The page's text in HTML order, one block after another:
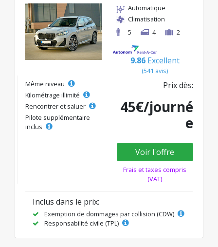
Automatique
Climatisation
5
4 2
9.86 Excellent
(541 avis)
Même niveau
Kilométrage illimité
Rencontrer et saluer
Pilote supplémentaire
inclus
Prix dès:
45€/journé
e
Voir l'offre
Frais et taxes compris
(VAT)
Inclus dans le prix:
Exemption de dommages par collision (CDW)
Responsabilité civile (TPL)